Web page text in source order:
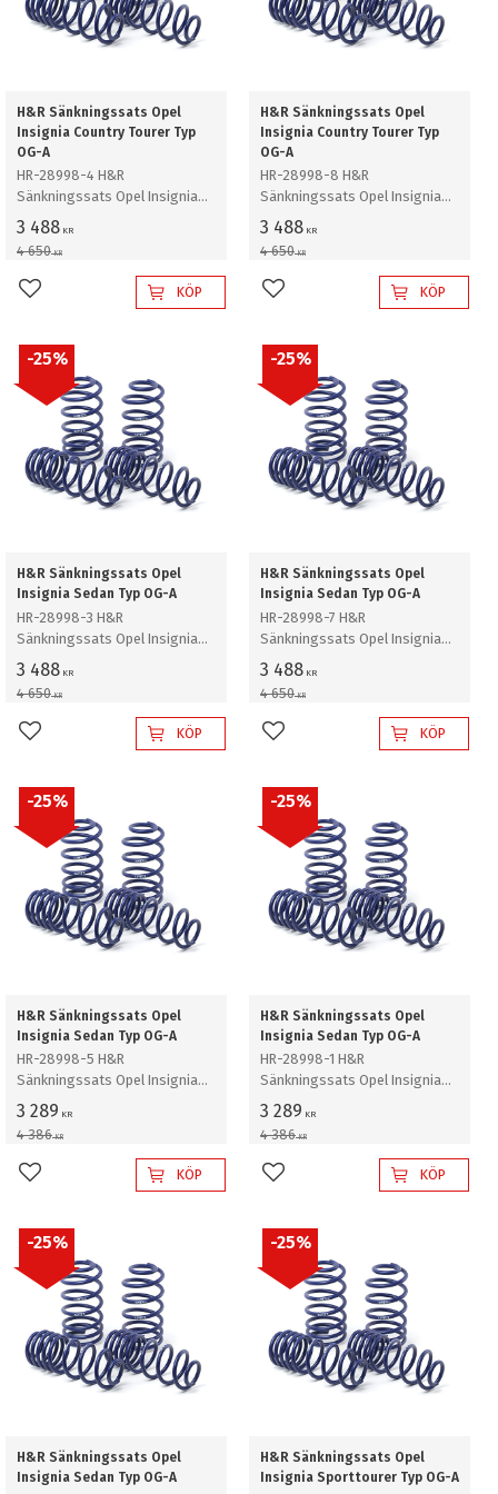
H&R Sänkningssats Opel
Insignia Country Tourer Typ
OG-A
HR-28998-4 H&R
Sänkningssats Opel Insignia
Country Tourer Typ 0G-A Kombi
Sänker ca: 30mm
3 488 KR
4 650KR
Lägg till i favoriterKÖP
H&R Sänkningssats Opel
Insignia Country Tourer Typ
OG-A
HR-28998-8 H&R
Sänkningssats Opel Insignia
Country Tourer Typ 0G-A Kombi
Sänker ca: 30mm
3 488 KR
4 650KR
Lägg till i favoriterKÖP
H&R Sänkningssats Opel
Insignia Sedan Typ OG-A
HR-28998-3 H&R
Sänkningssats Opel Insignia
Sedan Typ 0G-A Sedan inkl
Facelift 2013 inkl modell med
Flex Ride chassi Sänker ca: 20-
30mm
3 488 KR
4 650KR
25%
Lägg till i favoriterKÖP
H&R Sänkningssats Opel
Insignia Sedan Typ OG-A
HR-28998-7 H&R
Sänkningssats Opel Insignia
Sedan Typ 0G-A Sedan inkl
Facelift 2013 inkl modell med
Flex Ride chassi OPC modell
Sänker Fram ca: 20-25mm Bak
ca: 15-20mm
3 488 KR
4 650KR
25%
Lägg till i favoriterKÖP
H&R Sänkningssats Opel
Insignia Sedan Typ OG-A
HR-28998-5 H&R
Sänkningssats Opel Insignia
Sedan Typ 0G-A Sedan inkl
Facelift 2013 inkl modell med
Flex Ride chassi Sänker ca: 20-
30mm
3 289 KR
4 386KR
25%
Lägg till i favoriterKÖP
H&R Sänkningssats Opel
Insignia Sedan Typ OG-A
HR-28998-1 H&R
Sänkningssats Opel Insignia
Sedan Typ 0G-A Sedan inkl
Facelift 2013 inkl modell med
Flex Ride chassi Sänker ca: 20-
30mm
3 289 KR
4 386KR
25%
Lägg till i favoriterKÖP
H&R Sänkningssats Opel
Insignia Sedan Typ OG-A
25%
H&R Sänkningssats Opel
Insignia Sporttourer Typ OG-A
25%